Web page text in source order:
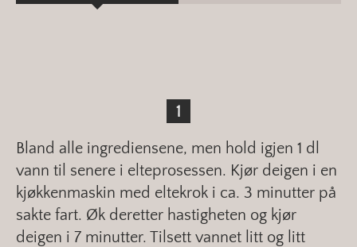
Bland alle ingrediensene, men hold igjen 1 dl
vann til senere i elteprosessen. Kjør deigen i en
kjøkkenmaskin med eltekrok i ca. 3 minutter på
sakte fart. Øk deretter hastigheten og kjør
deigen i 7 minutter. Tilsett vannet litt og litt